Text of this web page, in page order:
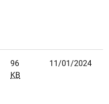
96
KB
11/01/2024